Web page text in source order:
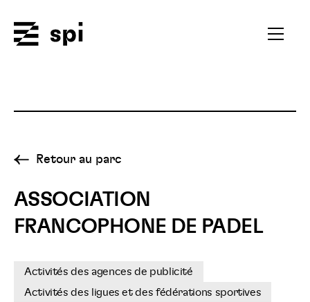
Ouvrir
Retour au parc
ASSOCIATION
FRANCOPHONE DE PADEL
Activités des agences de publicité
Activités des ligues et des fédérations sportives